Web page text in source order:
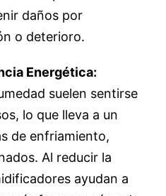
daños por
o deterioro.
Energética:
suelen sentirse
lo que lleva a un
de enfriamiento,
Al reducir la
ayudan a